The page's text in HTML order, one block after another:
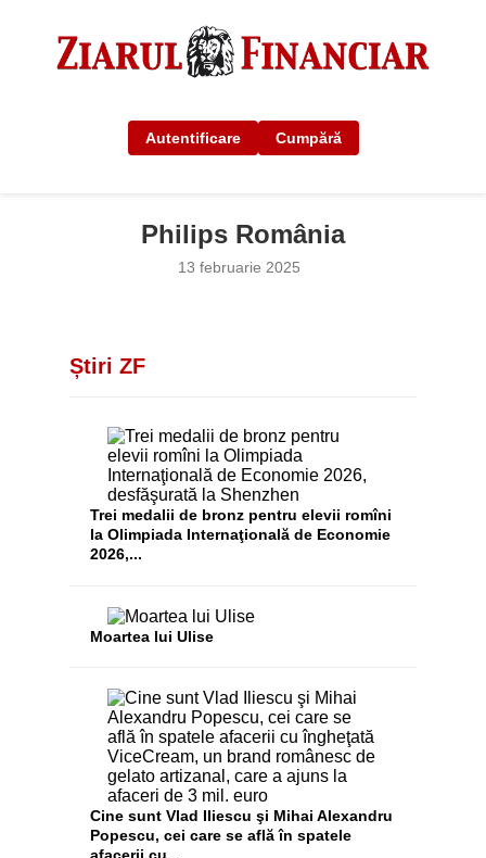
Autentificare Cumpără
Philips România
13 februarie 2025
Știri ZF
Trei medalii de bronz pentru elevii romîni
la Olimpiada Internaţională de Economie
2026,...
Moartea lui Ulise
Cine sunt Vlad Iliescu şi Mihai Alexandru
Popescu, cei care se află în spatele